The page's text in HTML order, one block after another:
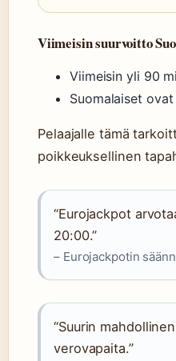
Viimeisin suurvoitto
Viimeisin yli 90
Suomalaiset
Pelaajalle tämä
poikkeuksellinen
“Eurojackpot
20:00.”
– Eurojackpotin
“Suurin
verovapaita.”